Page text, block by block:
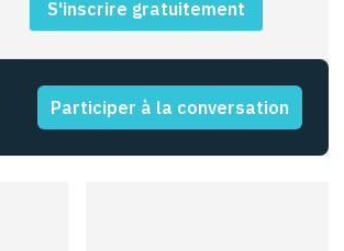
S'inscrire gratuitement
Participer à la conversation